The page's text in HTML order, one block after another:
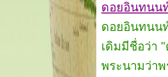
ดอยอินทนน
ดอยอินทนน
เดิมมีชื่อว่า
พระนามว่าพ